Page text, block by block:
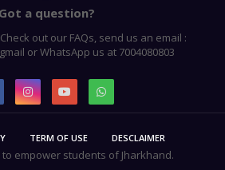
Got a question?
out our FAQs, send us an email :
or WhatsApp us at 7004080803
TERM OF USE DESCLAIMER
empower students of Jharkhand.